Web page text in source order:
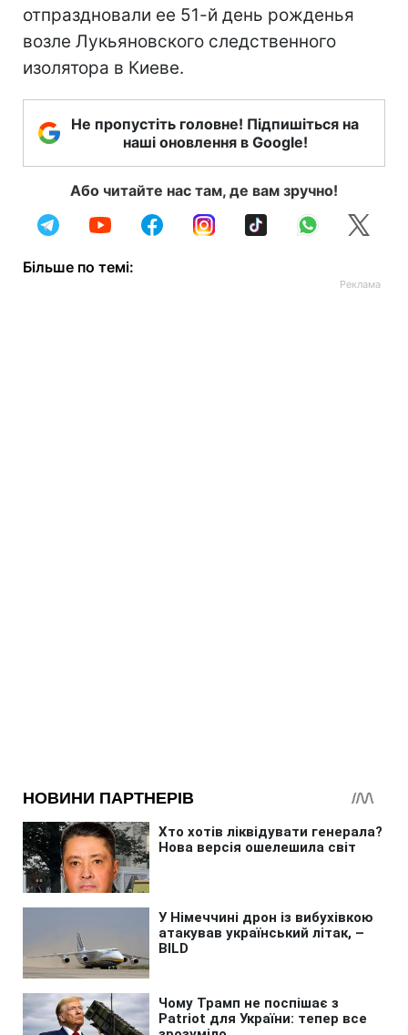
отпраздновали ее 51-й день рожденья
возле Лукьяновского следственного
изолятора в Киеве.
Не пропустіть головне! Підпишіться на
наші оновлення в Google!
Або читайте нас там, де вам зручно!
Більше по темі: